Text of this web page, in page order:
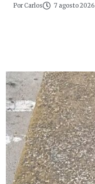
Por Carlos 7 agosto 2026